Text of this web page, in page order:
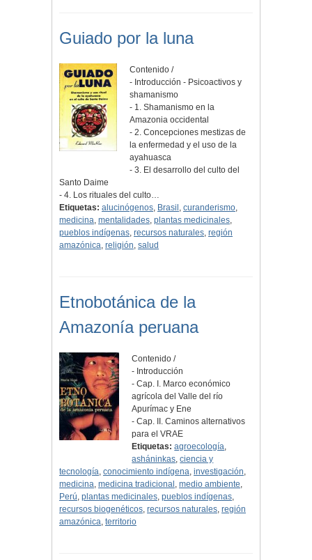
Guiado por la luna
Contenido /
- Introducción - Psicoactivos y
shamanismo
- 1. Shamanismo en la
Amazonia occidental
- 2. Concepciones mestizas de
la enfermedad y el uso de la
ayahuasca
- 3. El desarrollo del culto del
Santo Daime
- 4. Los rituales del culto…
Etiquetas: alucinógenos, Brasil , curanderismo,
medicina, mentalidades, plantas medicinales,
pueblos indígenas, recursos naturales, región
amazónica, religión, salud
Etnobotánica de la
Amazonía peruana
Contenido /
- Introducción
- Cap. I. Marco económico
agrícola del Valle del río
Apurímac y Ene
- Cap. II. Caminos alternativos
para el VRAE
Etiquetas: agroecología,
asháninkas,ciencia y
tecnología, conocimiento indígena, investigación,
medicina, medicina tradicional , medio ambiente,
Perú, plantas medicinales, pueblos indígenas,
recursos biogenéticos, recursos naturales, región
amazónica, territorio